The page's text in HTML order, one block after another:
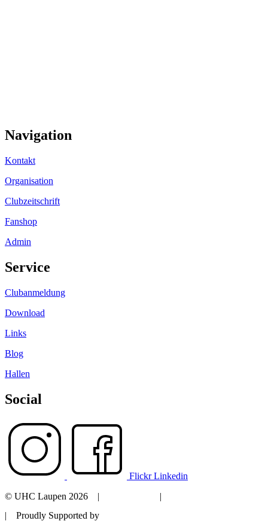
Navigation
Kontakt
Organisation
Clubzeitschrift
Fanshop
Admin
Service
Clubanmeldung
Download
Links
Blog
Hallen
Social
Flickr Linkedin
© UHC Laupen 2026 |
|
| Proudly Supported by